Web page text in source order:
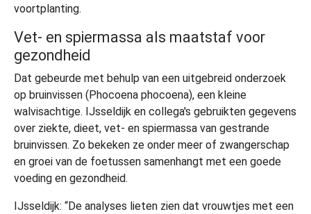
voortplanting.
Vet- en spiermassa als maatstaf voor
gezondheid
Dat gebeurde met behulp van een uitgebreid onderzoek
op bruinvissen (Phocoena phocoena), een kleine
walvisachtige. IJsseldijk en collega's gebruikten gegevens
over ziekte, dieet, vet- en spiermassa van gestrande
bruinvissen. Zo bekeken ze onder meer of zwangerschap
en groei van de foetussen samenhangt met een goede
voeding en gezondheid.
IJsseldijk: “De analyses lieten zien dat vrouwtjes met een